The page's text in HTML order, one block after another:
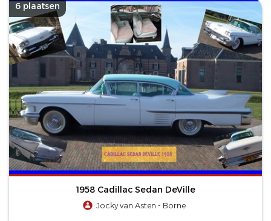
6 plaatsen
1958 Cadillac Sedan DeVille
Jocky van Asten - Borne